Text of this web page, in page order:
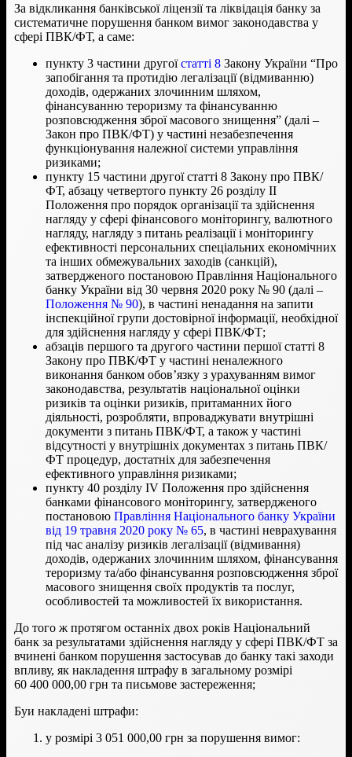
За відкликання банківської ліцензії та ліквідація банку за
систематичне порушення банком вимог законодавства у
сфері ПВК/ФТ, а саме:
пункту 3 частини другоїстатті 8 Закону України “Про
запобігання та протидію легалізації (відмиванню)
доходів, одержаних злочинним шляхом,
фінансуванню тероризму та фінансуванню
розповсюдження зброї масового знищенняˮ (далі –
Закон про ПВК/ФТ) у частині незабезпечення
функціонування належної системи управління
ризиками;
пункту 15 частини другої статті 8 Закону про ПВК/
ФТ, абзацу четвертого пункту 26 розділу ІІ
Положення про порядок організації та здійснення
нагляду у сфері фінансового моніторингу, валютного
нагляду, нагляду з питань реалізації і моніторингу
ефективності персональних спеціальних економічних
та інших обмежувальних заходів (санкцій),
затвердженого постановою Правління Національного
банку України від 30 червня 2020 року № 90 (далі –
Положення № 90), в частині ненадання на запити
інспекційної групи достовірної інформації, необхідної
для здійснення нагляду у сфері ПВК/ФТ;
абзаців першого та другого частини першої статті 8
Закону про ПВК/ФТ у частині неналежного
виконання банком обов’язку з урахуванням вимог
законодавства, результатів національної оцінки
ризиків та оцінки ризиків, притаманних його
діяльності, розробляти, впроваджувати внутрішні
документи з питань ПВК/ФТ, а також у частині
відсутності у внутрішніх документах з питань ПВК/
ФТ процедур, достатніх для забезпечення
ефективного управління ризиками;
пункту 40 розділу IV Положення про здійснення
банками фінансового моніторингу, затвердженого
постановою Правління Національного банку України
від 19 травня 2020 року № 65, в частині неврахування
під час аналізу ризиків легалізації (відмивання)
доходів, одержаних злочинним шляхом, фінансування
тероризму та/або фінансування розповсюдження зброї
масового знищення своїх продуктів та послуг,
особливостей та можливостей їх використання.
До того ж протягом останніх двох років Національний
банк за результатами здійснення нагляду у сфері ПВК/ФТ за
вчинені банком порушення застосував до банку такі заходи
впливу, як накладення штрафу в загальному розмірі
60 400 000,00 грн та письмове застереження;
Буи накладені штрафи:
у розмірі 3 051 000,00 грн за порушення вимог: